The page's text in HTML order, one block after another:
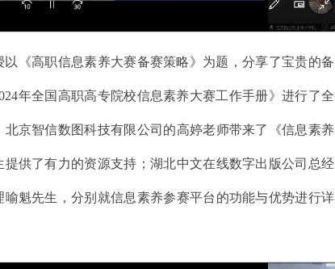
《高职信息素养大赛备赛策略》为题，分享了宝贵的备
年全国高职高专院校信息素养大赛工作手册》进行了全
京智信数图科技有限公司的高婷老师带来了《信息素养
供了有力的资源支持；湖北中文在线数字出版公司总经
魁先生，分别就信息素养参赛平台的功能与优势进行详